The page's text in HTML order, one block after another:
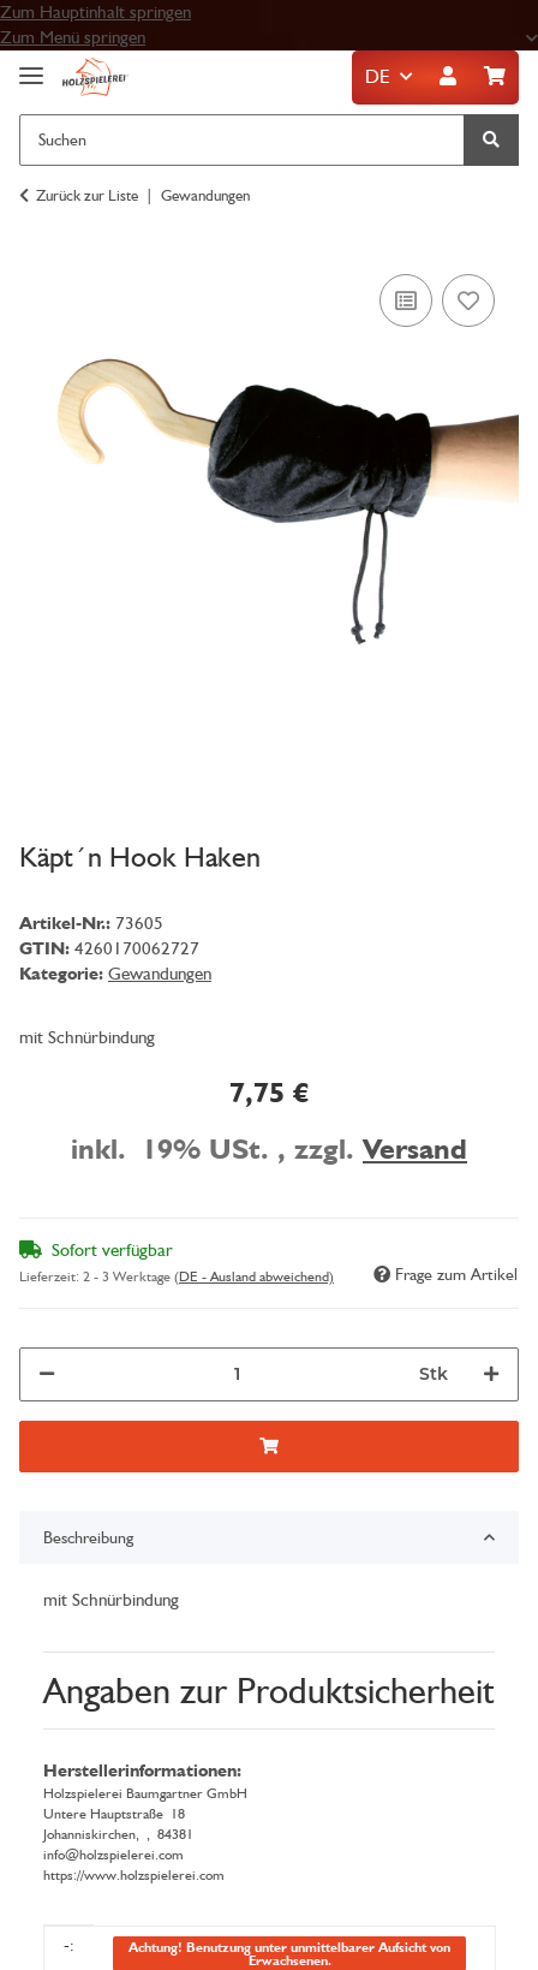
Zum Hauptinhalt springen
Zum Menü springen
DE
Zurück zur Liste Gewandungen
Käpt´n Hook Haken
Artikel-Nr.: 73605
GTIN: 4260170062727
Kategorie: Gewandungen
mit Schnürbindung
7,75 €
inkl. 19% USt. , zzgl.Versand
Sofort verfügbar
Lieferzeit: 2 - 3 Werktage (DE - Ausland abweichend) Frage zum Artikel
Stk
Beschreibung
mit Schnürbindung
Angaben zur Produktsicherheit
Herstellerinformationen:
Holzspielerei Baumgartner GmbH
Untere Hauptstraße 18
Johanniskirchen, , 84381
info@holzspielerei.com
https://www.holzspielerei.com
Produkteigenschaft
Wert
-: Achtung! Benutzung unter unmittelbarer Aufsicht von
Erwachsenen.